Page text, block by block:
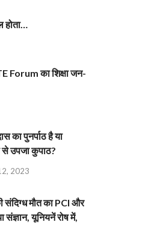
होता…
Forum का शिक्षा जन-
का पुनर्पाठ है या
से उपजा कुपाठ?
2023
संदिग्ध मौत का PCI और
संज्ञान, यूनियनें रोष में,